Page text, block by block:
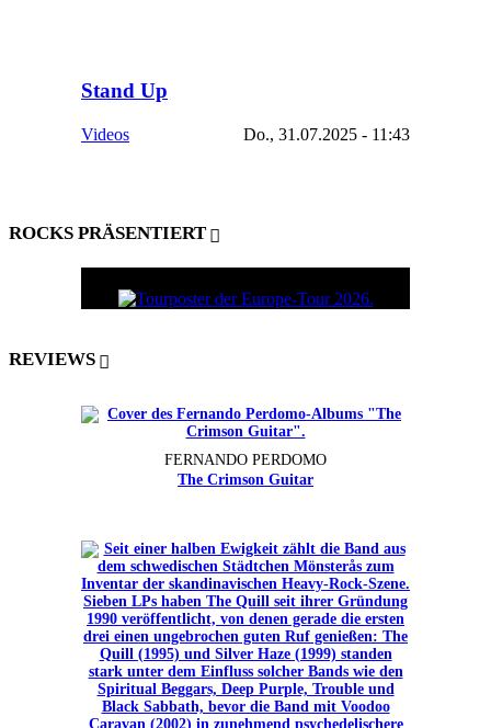
Stand Up
Videos Do., 31.07.2025 - 11:43
ROCKS PRÄSENTIERT
REVIEWS
FERNANDO PERDOMO
The Crimson Guitar